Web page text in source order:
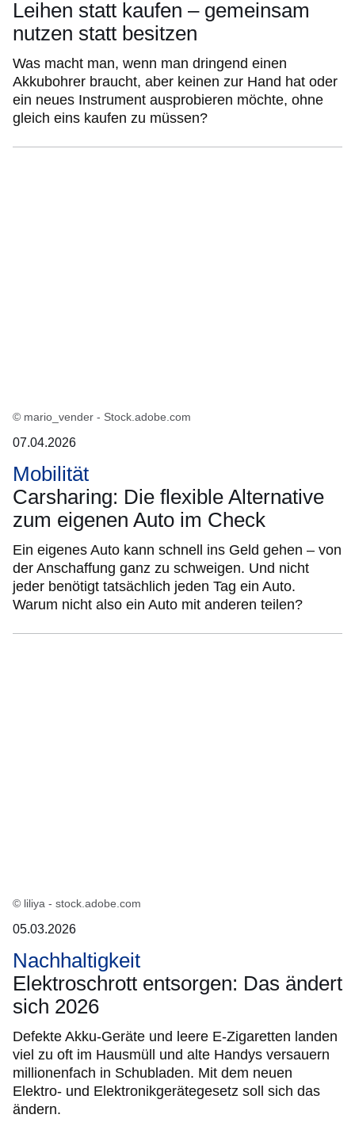
Leihen statt kaufen – gemeinsam
nutzen statt besitzen
Was macht man, wenn man dringend einen
Akkubohrer braucht, aber keinen zur Hand hat oder
ein neues Instrument ausprobieren möchte, ohne
gleich eins kaufen zu müssen?
© mario_vender - Stock.adobe.com
07.04.2026
Mobilität
Carsharing: Die flexible Alternative
zum eigenen Auto im Check
Ein eigenes Auto kann schnell ins Geld gehen – von
der Anschaffung ganz zu schweigen. Und nicht
jeder benötigt tatsächlich jeden Tag ein Auto.
Warum nicht also ein Auto mit anderen teilen?
© liliya - stock.adobe.com
05.03.2026
Nachhaltigkeit
Elektroschrott entsorgen: Das ändert
sich 2026
Defekte Akku-Geräte und leere E-Zigaretten landen
viel zu oft im Hausmüll und alte Handys versauern
millionenfach in Schubladen. Mit dem neuen
Elektro- und Elektronikgerätegesetz soll sich das
ändern.